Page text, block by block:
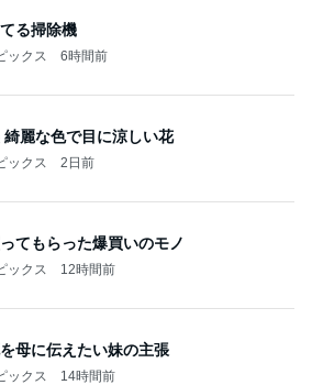
る掃除機
ックス 6時間前
綺麗な色で目に涼しい花
ックス 2日前
てもらった爆買いのモノ
ックス 12時間前
母に伝えたい妹の主張
ックス 14時間前